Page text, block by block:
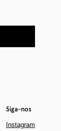
Siga-nos
Instagram